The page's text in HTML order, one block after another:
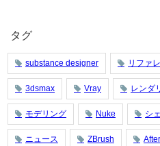
タグ
substance designer リファ
3dsmax Vray レンダ
モデリング Nuke シ
ニュース ZBrush